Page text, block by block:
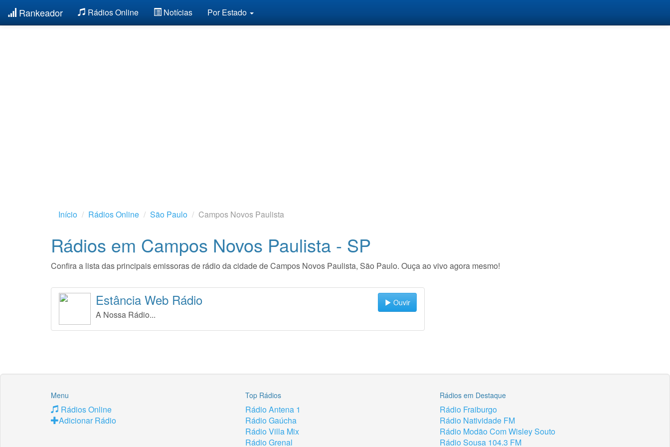
Rankeador Rádios Online Notícias Por Estado
Início Rádios Online São Paulo Campos Novos Paulista
Rádios em Campos Novos Paulista - SP
Confira a lista das principais emissoras de rádio da cidade de Campos Novos Paulista, São Paulo. Ouça ao vivo agora mesmo!
Ouvir
Estância Web Rádio
A Nossa Rádio...
Menu
Rádios Online
Adicionar Rádio
Top Rádios
Rádio Antena 1
Rádio Gaúcha
Rádio Villa Mix
Rádio Grenal
Rádios em Destaque
Rádio Fraiburgo
Rádio Natividade FM
Rádio Modão Com Wisley Souto
Rádio Sousa 104.3 FM